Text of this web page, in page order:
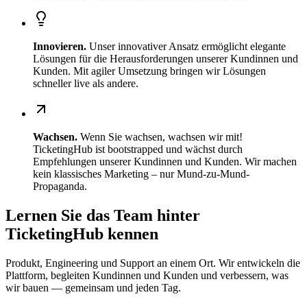
Innovieren. Unser innovativer Ansatz ermöglicht elegante
Lösungen für die Herausforderungen unserer Kundinnen und
Kunden. Mit agiler Umsetzung bringen wir Lösungen
schneller live als andere.
Wachsen. Wenn Sie wachsen, wachsen wir mit!
TicketingHub ist bootstrapped und wächst durch
Empfehlungen unserer Kundinnen und Kunden. Wir machen
kein klassisches Marketing – nur Mund-zu-Mund-
Propaganda.
Lernen Sie das Team hinter
TicketingHub kennen
Produkt, Engineering und Support an einem Ort. Wir entwickeln die
Plattform, begleiten Kundinnen und Kunden und verbessern, was
wir bauen — gemeinsam und jeden Tag.